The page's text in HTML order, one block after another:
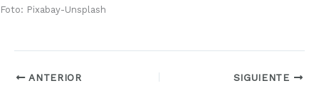
Foto: Pixabay-Unsplash
ANTERIOR SIGUIENTE